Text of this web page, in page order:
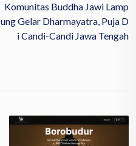
Komunitas Buddha Jawi Lamp
Ung Gelar Dharmayatra, Puja D
I Candi-Candi Jawa Tengah